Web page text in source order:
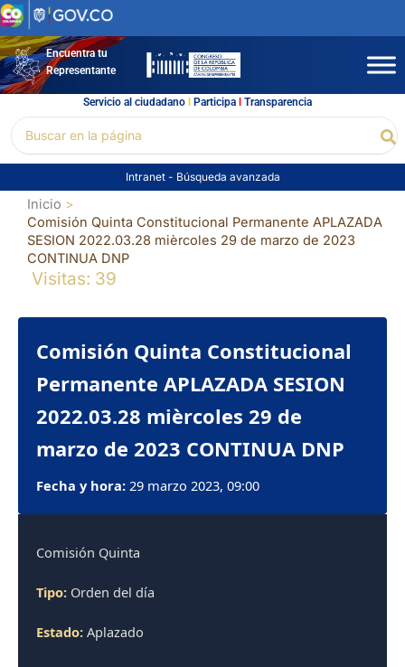
Ir
al
contenidoEncuentra tu
Representante
Servicio al ciudadano l Participal Transparencia
por:
Intranet - Búsqueda avanzada
Inicio
Comisión Quinta Constitucional Permanente APLAZADA
SESION 2022.03.28 mièrcoles 29 de marzo de 2023
CONTINUA DNP
Visitas: 39
Comisión Quinta Constitucional
Permanente APLAZADA SESION
2022.03.28 mièrcoles 29 de
marzo de 2023 CONTINUA DNP
Fecha y hora: 29 marzo 2023, 09:00
Comisión Quinta
Tipo: Orden del día
Estado: Aplazado